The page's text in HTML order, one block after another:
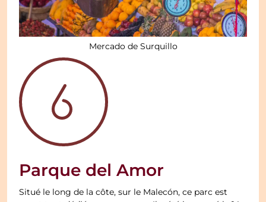
Mercado de Surquillo
Parque del Amor
Situé le long de la côte, sur le Malecón, ce parc est